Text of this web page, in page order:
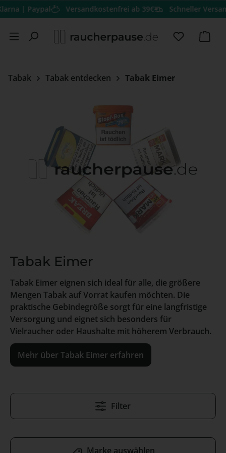
Zum Hauptinhalt springen
Versandkostenfrei ab 39€ Schneller Versand
Du hast
Tabak Tabak entdecken Tabak Eimer
Tabak Eimer
Tabak Eimer eignen sich ideal für alle, die größere
Mengen Tabak auf Vorrat kaufen möchten. Die
praktische Gebindegröße sorgt für eine langfristige
Versorgung und eignet sich besonders für
Vielraucher oder Haushalte mit höherem Verbrauch.
Mehr über Tabak Eimer erfahren
Filter
Marke auswählen